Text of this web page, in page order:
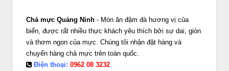
Chả mực Quảng Ninh - Món ăn đậm đà hương vị của
biển, được rất nhiều thực khách yêu thích bởi sự dai, giòn
và thơm ngon của mực. Chúng tôi nhận đặt hàng và
chuyển hàng chả mực trên toàn quốc.
Điện thoại: 0962 08 3232